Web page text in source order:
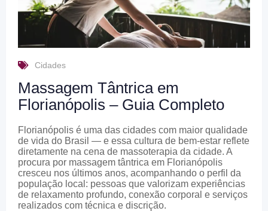
Cidades
Massagem Tântrica em
Florianópolis – Guia Completo
Florianópolis é uma das cidades com maior qualidade
de vida do Brasil — e essa cultura de bem-estar reflete
diretamente na cena de massoterapia da cidade. A
procura por massagem tântrica em Florianópolis
cresceu nos últimos anos, acompanhando o perfil da
população local: pessoas que valorizam experiências
de relaxamento profundo, conexão corporal e serviços
realizados com técnica e discrição.